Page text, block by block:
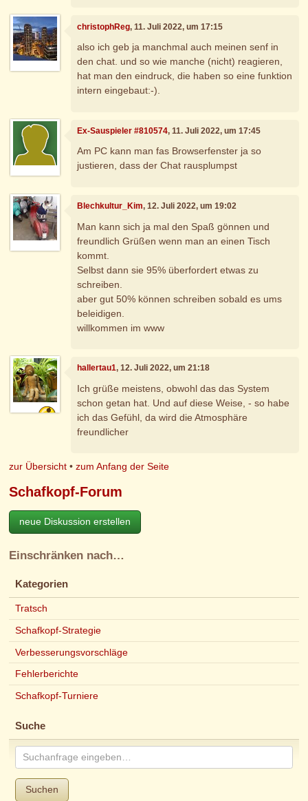
christophReg, 11. Juli 2022, um 17:15
also ich geb ja manchmal auch meinen senf in
den chat. und so wie manche (nicht) reagieren,
hat man den eindruck, die haben so eine funktion
intern eingebaut:-).
Ex-Sauspieler #810574, 11. Juli 2022, um 17:45
Am PC kann man fas Browserfenster ja so
justieren, dass der Chat rausplumpst
Blechkultur_Kim, 12. Juli 2022, um 19:02
Man kann sich ja mal den Spaß gönnen und
freundlich Grüßen wenn man an einen Tisch
kommt.
Selbst dann sie 95% überfordert etwas zu
schreiben.
aber gut 50% können schreiben sobald es ums
beleidigen.
willkommen im www
hallertau1, 12. Juli 2022, um 21:18
Ich grüße meistens, obwohl das das System
schon getan hat. Und auf diese Weise, - so habe
ich das Gefühl, da wird die Atmosphäre
freundlicher
zur Übersicht •zum Anfang der Seite
Schafkopf-Forum
neue Diskussion erstellen
Einschränken nach…
Kategorien
Tratsch
Schafkopf-Strategie
Verbesserungsvorschläge
Fehlerberichte
Schafkopf-Turniere
Suche
Suchen